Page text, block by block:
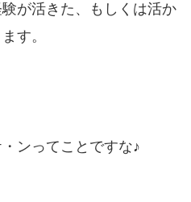
が活きた、もしくは活か
す。
ンってことですな♪